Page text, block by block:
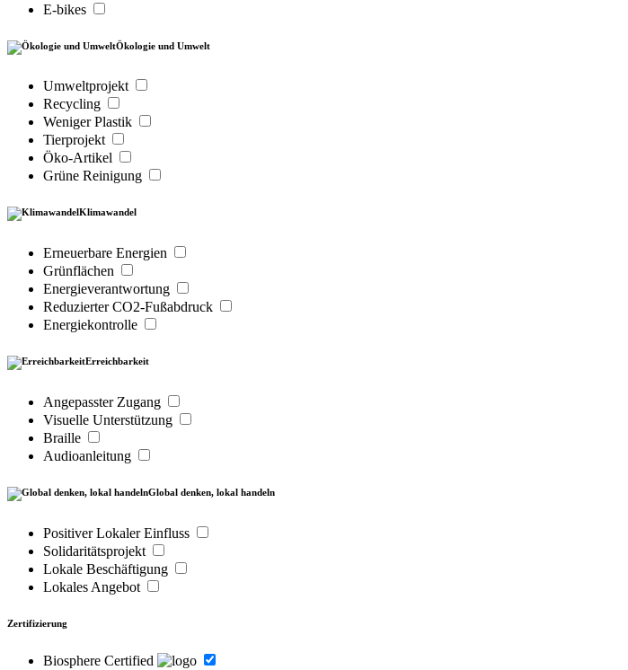
E-bikes
Ökologie und Umwelt
Umweltprojekt
Recycling
Weniger Plastik
Tierprojekt
Öko-Artikel
Grüne Reinigung
Klimawandel
Erneuerbare Energien
Grünflächen
Energieverantwortung
Reduzierter CO2-Fußabdruck
Energiekontrolle
Erreichbarkeit
Angepasster Zugang
Visuelle Unterstützung
Braille
Audioanleitung
Global denken, lokal handeln
Positiver Lokaler Einfluss
Solidaritätsprojekt
Lokale Beschäftigung
Lokales Angebot
Zertifizierung
Biosphere Certified